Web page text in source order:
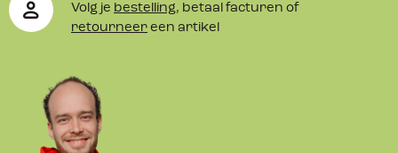
Volg je bestelling, betaal facturen of
retourneer een artikel